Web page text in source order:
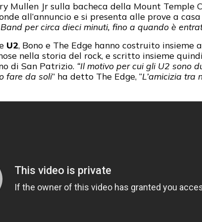
Mullen Jr sulla bacheca della Mount Temple
all’annuncio e si presenta alle prove a
per circa dieci minuti, fino a quando è
U2, Bono e The Edge hanno costruito
nella storia del rock, e scritto insieme
di San Patrizio. “Il motivo per cui gli U2 sono
fare da soli” ha detto The Edge, “L’amicizia tra